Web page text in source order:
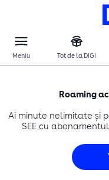
Roaming
Ai minute nelimitate și
SEE cu
Verifică